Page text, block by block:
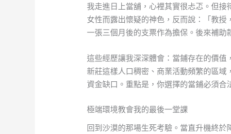
我走進日上當舖，心裡其實很忐忑。但
女性而露出懷疑的神色，反而說：「教
一張三個月後的支票作為擔保。後來補
這些經歷讓我深深體會：當鋪存在的價
新莊這樣人口稠密、商業活動頻繁的區域，
資金缺口。重點是，你選擇的當鋪必須合
極端環境教會我的最後一堂課
回到沙漠的那場生死考驗。當直升機終